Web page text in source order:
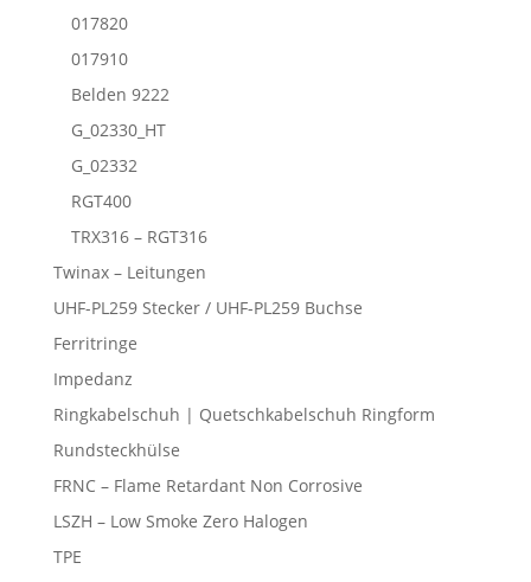
017820
017910
Belden 9222
G_02330_HT
G_02332
RGT400
TRX316 – RGT316
Twinax – Leitungen
UHF-PL259 Stecker / UHF-PL259 Buchse
Ferritringe
Impedanz
Ringkabelschuh | Quetschkabelschuh Ringform
Rundsteckhülse
FRNC – Flame Retardant Non Corrosive
LSZH – Low Smoke Zero Halogen
TPE